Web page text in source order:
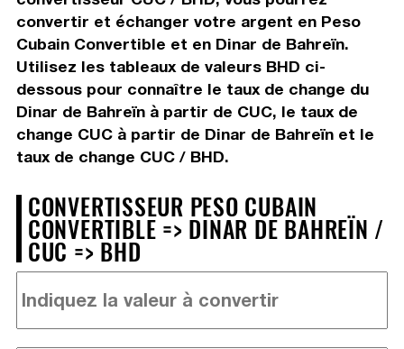
convertir et échanger votre argent en Peso
Cubain Convertible et en Dinar de Bahreïn.
Utilisez les tableaux de valeurs BHD ci-
dessous pour connaître le taux de change du
Dinar de Bahreïn à partir de CUC, le taux de
change CUC à partir de Dinar de Bahreïn et le
taux de change CUC / BHD.
CONVERTISSEUR PESO CUBAIN
CONVERTIBLE => DINAR DE BAHREÏN /
CUC => BHD